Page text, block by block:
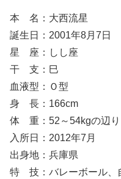
本 名：大西流星
誕生日：2001年8月7日
星 座：しし座
干 支：巳
血液型：Ｏ型
身 長：166cm
体 重：52～54kgの辺り
入所日：2012年7月
出身地：兵庫県
特 技：バレーボール、